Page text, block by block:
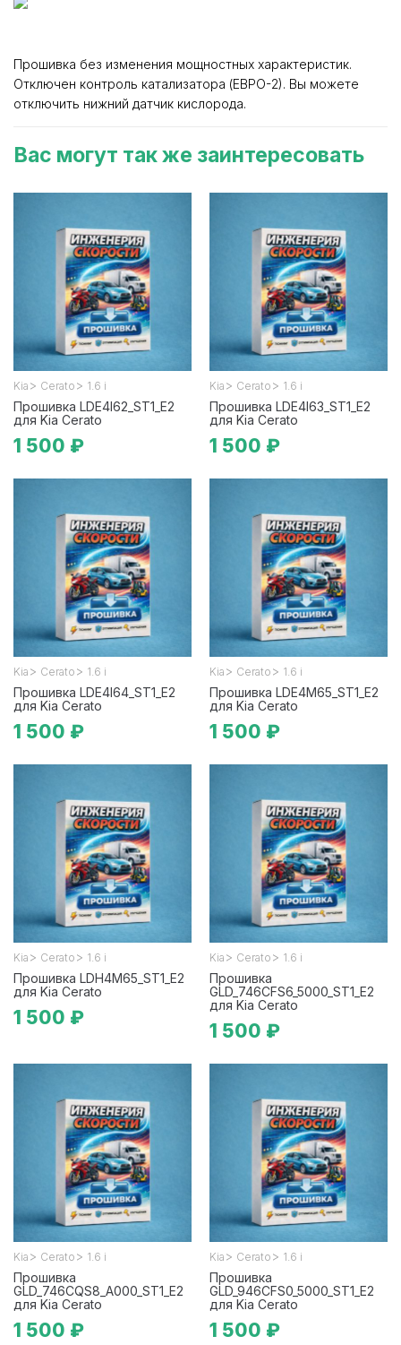
Прошивка без изменения мощностных характеристик.
Отключен контроль катализатора (ЕВРО-2). Вы можете
отключить нижний датчик кислорода.
Вас могут так же заинтересовать
Kia > Cerato > 1.6 i
Прошивка LDE4I62_ST1_E2
для Kia Cerato
1 500 ₽
Kia > Cerato > 1.6 i
Прошивка LDE4I63_ST1_E2
для Kia Cerato
1 500 ₽
Kia > Cerato > 1.6 i
Прошивка LDE4I64_ST1_E2
для Kia Cerato
1 500 ₽
Kia > Cerato > 1.6 i
Прошивка LDE4M65_ST1_E2
для Kia Cerato
1 500 ₽
Kia > Cerato > 1.6 i
Прошивка LDH4M65_ST1_E2
для Kia Cerato
1 500 ₽
Kia > Cerato > 1.6 i
Прошивка
GLD_746CFS6_5000_ST1_E2
для Kia Cerato
1 500 ₽
Kia > Cerato > 1.6 i
Прошивка
GLD_746CQS8_A000_ST1_E2
для Kia Cerato
1 500 ₽
Kia > Cerato > 1.6 i
Прошивка
GLD_946CFS0_5000_ST1_E2
для Kia Cerato
1 500 ₽